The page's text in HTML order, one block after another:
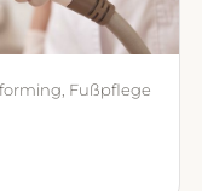
Fußpflege